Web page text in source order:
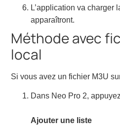
L’application va charger
apparaîtront.
Méthode avec
local
Si vous avez un fichier M3U
Dans Neo Pro 2,
Ajouter une liste